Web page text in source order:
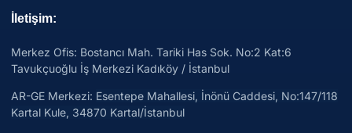
İletişim:
Merkez Ofis: Bostancı Mah. Tariki Has Sok. No:2 Kat:6
Tavukçuoğlu İş Merkezi Kadıköy / İstanbul
AR-GE Merkezi: Esentepe Mahallesi, İnönü Caddesi, No:147/118
Kartal Kule, 34870 Kartal/İstanbul